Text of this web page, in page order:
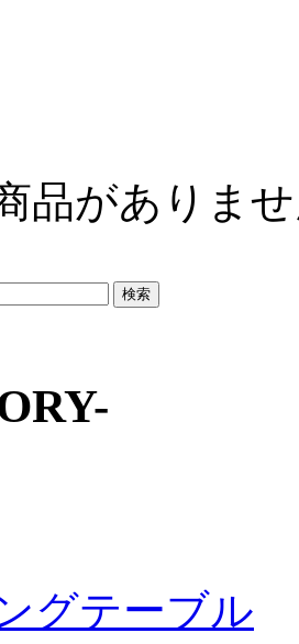
品がありま
グテーブル